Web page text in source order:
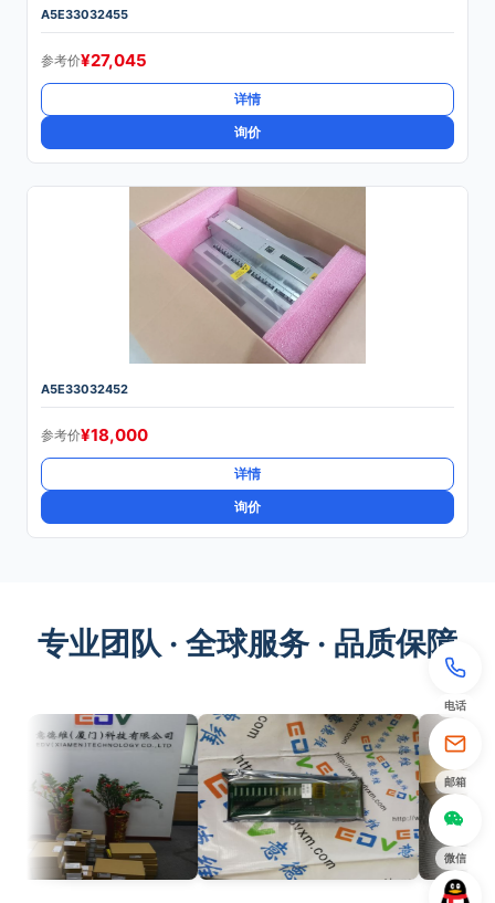
A5E33032455
参考价¥27,045
详情
询价
A5E33032452
参考价¥18,000
详情
询价
专业团队 · 全球服务 · 品质保障
电话
邮箱
微信